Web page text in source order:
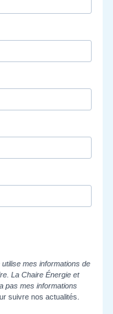
mes informations de
La Chaire Énergie et
pas mes informations
suivre nos actualités.